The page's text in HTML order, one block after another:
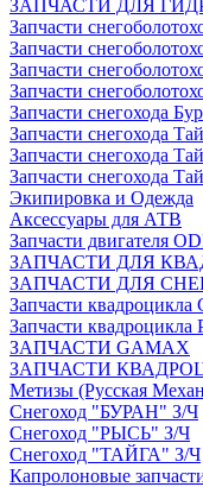
ЗАПЧАСТИ ДЛЯ
Запчасти
Запчасти
Запчасти
Запчасти
Запчасти снегохода
Запчасти снегохода
Запчасти снегохода
Запчасти снегохода
Экипировка и Одежда
Аксессуары для АТВ
Запчасти двигателя
ЗАПЧАСТИ ДЛЯ
ЗАПЧАСТИ ДЛЯ
Запчасти
Запчасти
ЗАПЧАСТИ GAMAX
ЗАПЧАСТИ
Метизы (Русская
Снегоход "БУРАН" З/Ч
Снегоход "РЫСЬ" З/Ч
Снегоход "ТАЙГА" З/Ч
Капролоновые